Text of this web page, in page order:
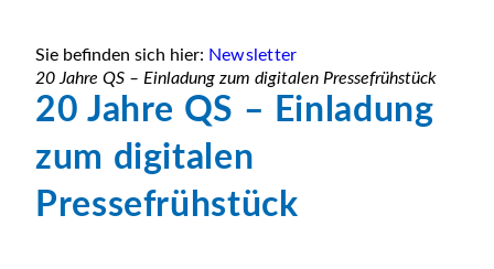
Sie befinden sich hier: Newsletter
20 Jahre QS – Einladung zum digitalen Pressefrühstück
20 Jahre QS – Einladung
zum digitalen
Pressefrühstück